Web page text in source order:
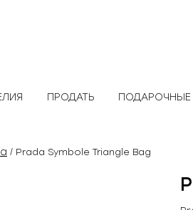
ПРОДАТЬ ПОДАРОЧНЫЕ
/ Prada Symbole Triangle Bag